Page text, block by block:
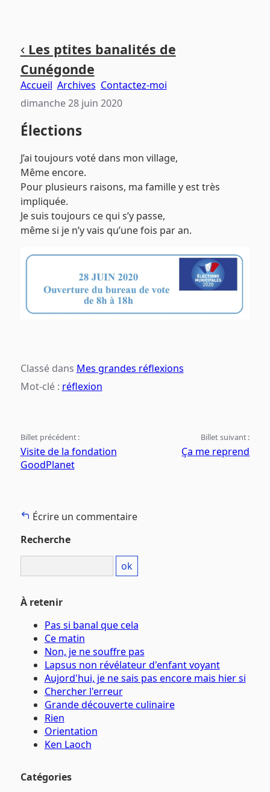
contenu
principal
menu
principal
‹ Les ptites banalités de
Cunégonde
Accueil Archives Contactez-moi
dimanche 28 juin 2020
Élections
J’ai toujours voté dans mon village,
Même encore.
Pour plusieurs raisons, ma famille y est très
impliquée.
Je suis toujours ce qui s’y passe,
même si je n’y vais qu’une fois par an.
Classé dans Mes grandes réflexions
Mot-clé : réflexion
Billet précédent :
Visite de la fondation
GoodPlanet
Billet suivant :
Ça me reprend
Écrire un commentaire
Recherche
À retenir
Pas si banal que cela
Ce matin
Non, je ne souffre pas
Lapsus non révélateur d'enfant voyant
Aujord'hui, je ne sais pas encore mais hier si
Chercher l'erreur
Grande découverte culinaire
Rien
Orientation
Ken Laoch
Catégories